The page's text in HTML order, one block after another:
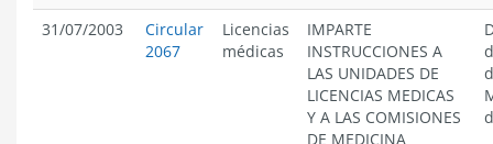
31/07/2003
Circular
2067
Licencias
médicas
IMPARTE
INSTRUCCIONES A
LAS UNIDADES DE
LICENCIAS MEDICAS
Y A LAS COMISIONES
DE MEDICINA